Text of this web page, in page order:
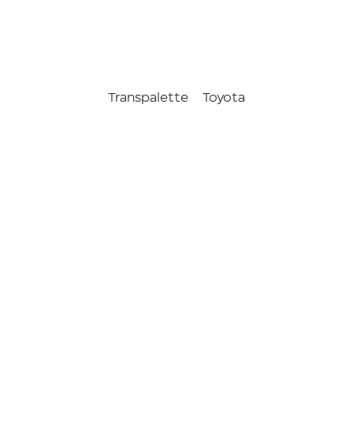
Transpalette Toyota